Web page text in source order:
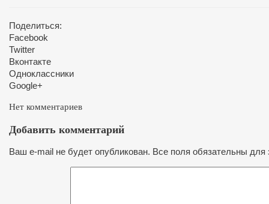
Поделиться:
Facebook
Twitter
Вконтакте
Одноклассники
Google+
Нет комментариев
Добавить комментарий
Ваш e-mail не будет опубликован. Все поля обязательны для